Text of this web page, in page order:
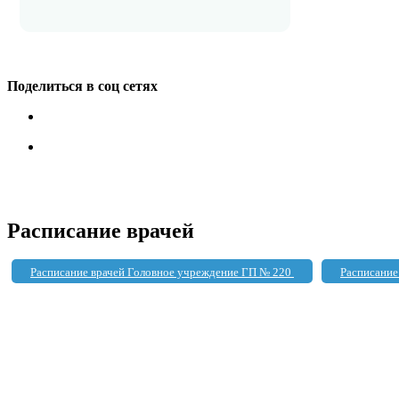
Поделиться в соц сетях
Расписание врачей
Расписание врачей Головное учреждение ГП № 220